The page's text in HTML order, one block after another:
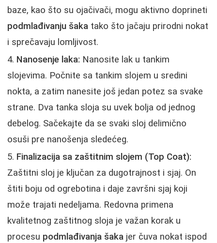
baze, kao što su ojačivači, mogu aktivno doprineti
podmlađivanju šaka tako što jačaju prirodni nokat
i sprečavaju lomljivost.
Nanosenje laka: Nanosite lak u tankim
slojevima. Počnite sa tankim slojem u sredini
nokta, a zatim nanesite još jedan potez sa svake
strane. Dva tanka sloja su uvek bolja od jednog
debelog. Sačekajte da se svaki sloj delimično
osuši pre nanošenja sledećeg.
Finalizacija sa zaštitnim slojem (Top Coat):
Zaštitni sloj je ključan za dugotrajnost i sjaj. On
štiti boju od ogrebotina i daje završni sjaj koji
može trajati nedeljama. Redovna primena
kvalitetnog zaštitnog sloja je važan korak u
procesu podmlađivanja šaka jer čuva nokat ispod